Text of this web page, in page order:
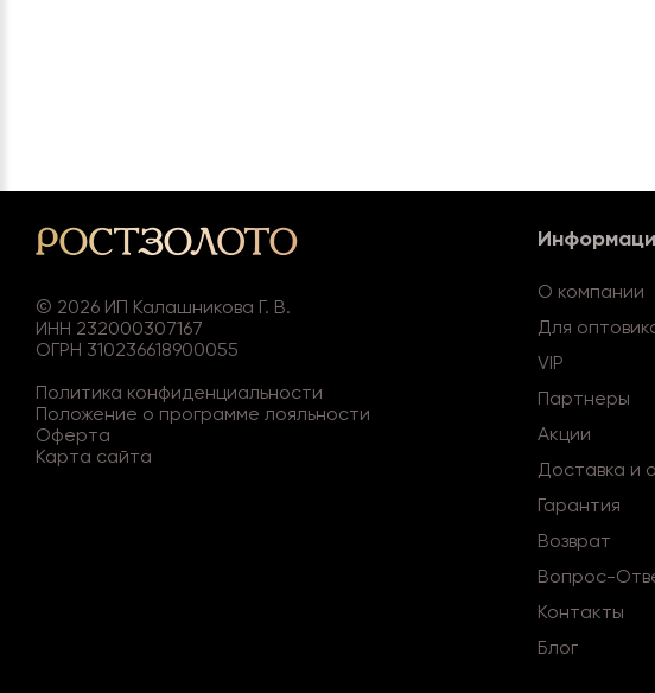
© 2026 ИП Калашникова Г. В.
ИНН 232000307167
ОГРН 310236618900055
Политика конфиденциальности
Положение о программе лояльности
Оферта
Карта сайта
О компании
Для
VIP
Партнеры
Акции
Доставка и
Гарантия
Возврат
Вопрос-
Контакты
Блог